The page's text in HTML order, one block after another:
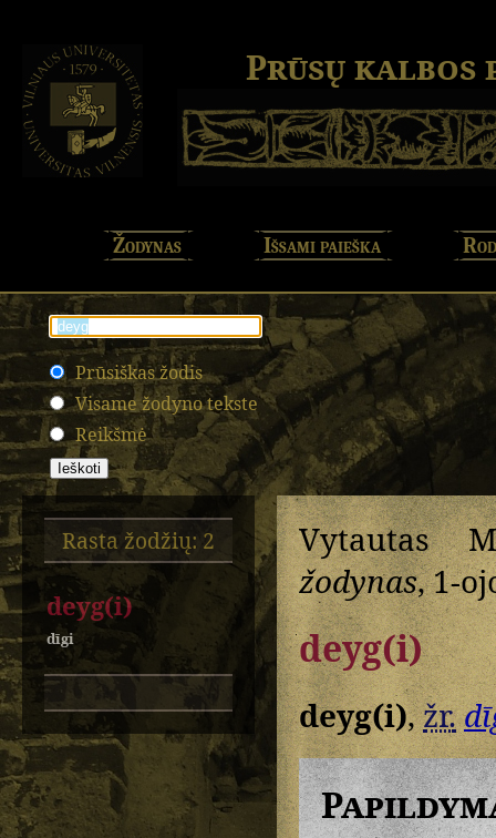
Prūsų kalbos
Žodynas Išsami paieška
Prūsiškas žodis
Visame žodyno tekste
Reikšmė
Rasta žodžių: 2
deyg(i)
dīgi
Vytautas
žodynas, 1-
deyg(i)
deyg(i),žr.